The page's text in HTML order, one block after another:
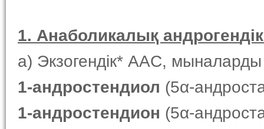
1. Анаболикалық андроген
а) Экзогендік* AAС, мыналарды
1-андростендиол (5α-
1-андростендион (5α-